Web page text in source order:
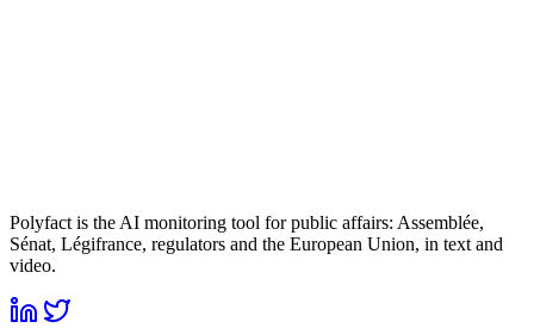
Polyfact is the AI monitoring tool for public affairs: Assemblée,
Sénat, Légifrance, regulators and the European Union, in text and
video.